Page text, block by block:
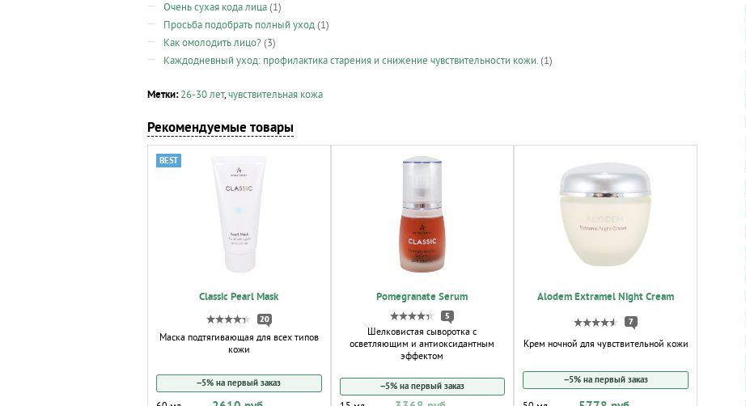
Очень сухая кода лица (1)
Просьба подобрать полный уход (1)
Как омолодить лицо? (3)
Каждодневный уход: профилактика старения и снижение чувствительности кожи. (1)
Метки: 26-30 лет, чувствительная кожа
Рекомендуемые товары
Classic Pearl Mask
20
Маска подтягивающая для всех типов
кожи
−5% на первый заказ
Pomegranate Serum
5
Шелковистая сыворотка с
осветляющим и антиоксидантным
эффектом
−5% на первый заказ
Alodem Extramel Night Cream
7
Крем ночной для чувствительной кожи
−5% на первый заказ